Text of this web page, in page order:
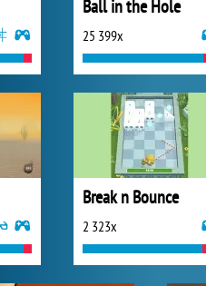
Ball in the Hole
25 399x
Break n Bounce
2 323x